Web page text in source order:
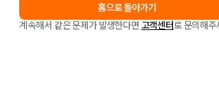
홈으로 돌아가기
계속해서 같은 문제가 발생한다면 고객센터로 문의해주